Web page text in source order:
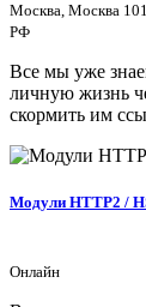
Москва, Москва
РФ
Все мы уже
личную жизнь
скормить им
Модули HTTP2 /
Онлайн